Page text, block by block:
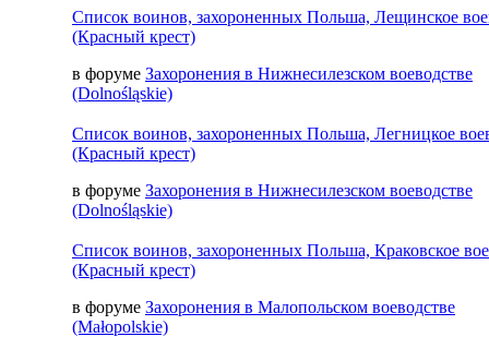
Список воинов, захороненных Польша, Лещинское
(Красный крест)
в форуме Захоронения в Нижнесилезском воеводстве
(Dolnośląskie)
Список воинов, захороненных Польша, Легницкое
(Красный крест)
в форуме Захоронения в Нижнесилезском воеводстве
(Dolnośląskie)
Список воинов, захороненных Польша, Краковское
(Красный крест)
в форуме Захоронения в Малопольском воеводстве
(Małopolskie)